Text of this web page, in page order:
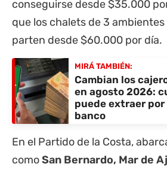
conseguirse desde $35.000
que los chalets de 3 ambientes
parten desde $60.000 por día.
MIRÁ TAMBIÉN:
Cambian los
en agosto 2026:
puede extraer por
banco
En el Partido de la Costa,
comoSan Bernardo, Mar de